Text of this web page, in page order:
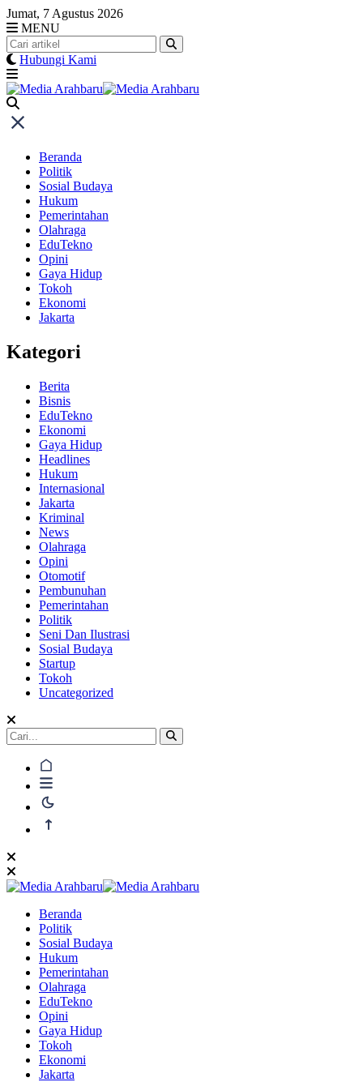
Skip
to
content
Jumat, 7 Agustus 2026
MENU
Hubungi Kami
Beranda
Politik
Sosial Budaya
Hukum
Pemerintahan
Olahraga
EduTekno
Opini
Gaya Hidup
Tokoh
Ekonomi
Jakarta
Kategori
Berita
Bisnis
EduTekno
Ekonomi
Gaya Hidup
Headlines
Hukum
Internasional
Jakarta
Kriminal
News
Olahraga
Opini
Otomotif
Pembunuhan
Pemerintahan
Politik
Seni Dan Ilustrasi
Sosial Budaya
Startup
Tokoh
Uncategorized
Beranda
Politik
Sosial Budaya
Hukum
Pemerintahan
Olahraga
EduTekno
Opini
Gaya Hidup
Tokoh
Ekonomi
Jakarta